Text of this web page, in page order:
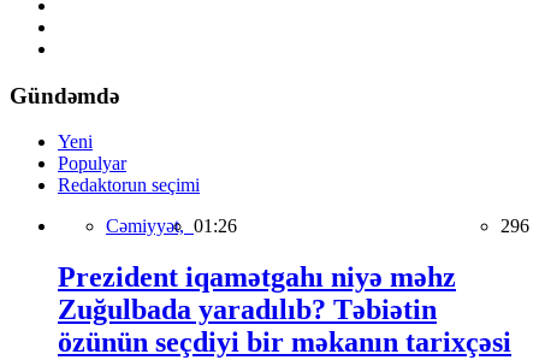
Gündəmdə
Yeni
Populyar
Redaktorun seçimi
Cəmiyyət, 01:26 296
Prezident iqamətgahı niyə məhz
Zuğulbada yaradılıb? Təbiətin
özünün seçdiyi bir məkanın tarixçəsi